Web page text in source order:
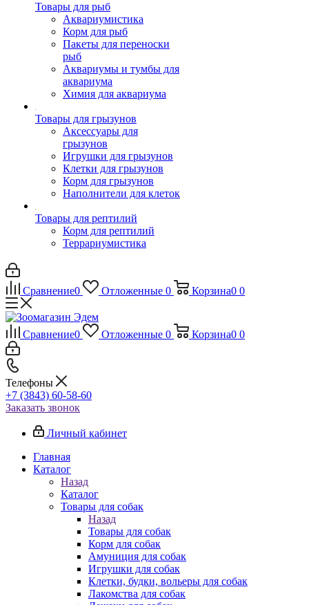
Товары для рыб
Аквариумистика
Корм для рыб
Пакеты для переноски
рыб
Аквариумы и тумбы для
аквариума
Химия для аквариума
Товары для грызунов
Аксессуары для
грызунов
Игрушки для грызунов
Клетки для грызунов
Корм для грызунов
Наполнители для клеток
Товары для рептилий
Корм для рептилий
Террариумистика
Сравнение0 Отложенные 0 Корзина0 0
Сравнение0 Отложенные 0 Корзина0 0
Телефоны
+7 (3843) 60-58-60
Заказать звонок
Личный кабинет
Главная
Каталог
Назад
Каталог
Товары для собак
Назад
Товары для собак
Корм для собак
Амуниция для собак
Игрушки для собак
Клетки, будки, вольеры для собак
Лакомства для собак